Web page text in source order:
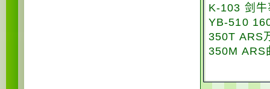
K-103 剑牛
YB-510
350T ARS
350M ARS